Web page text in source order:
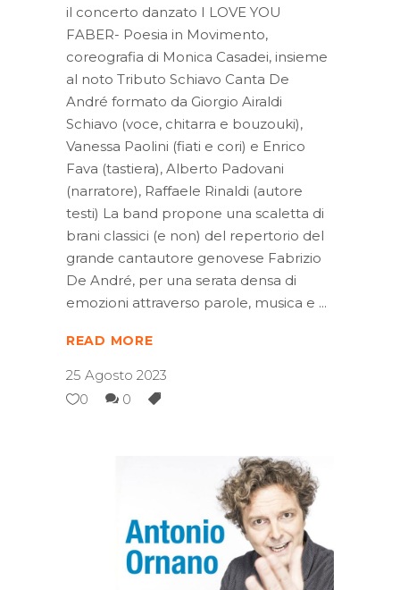
il concerto danzato I LOVE YOU
FABER- Poesia in Movimento,
coreografia di Monica Casadei, insieme
al noto Tributo Schiavo Canta De
André formato da Giorgio Airaldi
Schiavo (voce, chitarra e bouzouki),
Vanessa Paolini (fiati e cori) e Enrico
Fava (tastiera), Alberto Padovani
(narratore), Raffaele Rinaldi (autore
testi) La band propone una scaletta di
brani classici (e non) del repertorio del
grande cantautore genovese Fabrizio
De André, per una serata densa di
emozioni attraverso parole, musica e
READ MORE
25 Agosto 2023
0
0